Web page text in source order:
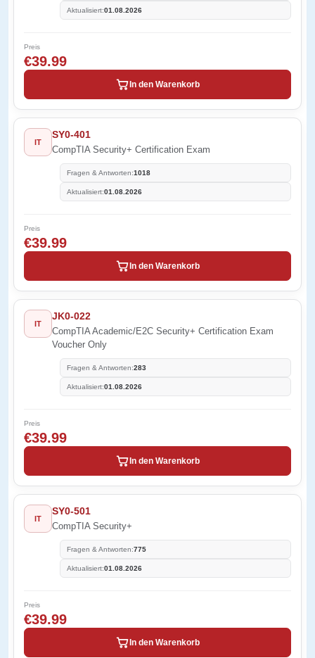
Aktualisiert:01.08.2026
Preis
€39.99
In den Warenkorb
IT
SY0-401
CompTIA Security+ Certification Exam
Fragen & Antworten:1018
Aktualisiert:01.08.2026
Preis
€39.99
In den Warenkorb
IT
JK0-022
CompTIA Academic/E2C Security+ Certification Exam
Voucher Only
Fragen & Antworten:283
Aktualisiert:01.08.2026
Preis
€39.99
In den Warenkorb
IT
SY0-501
CompTIA Security+
Fragen & Antworten:775
Aktualisiert:01.08.2026
Preis
€39.99
In den Warenkorb